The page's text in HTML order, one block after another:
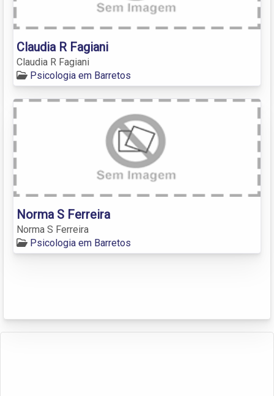
Claudia R Fagiani
Claudia R Fagiani
Psicologia em Barretos
Norma S Ferreira
Norma S Ferreira
Psicologia em Barretos